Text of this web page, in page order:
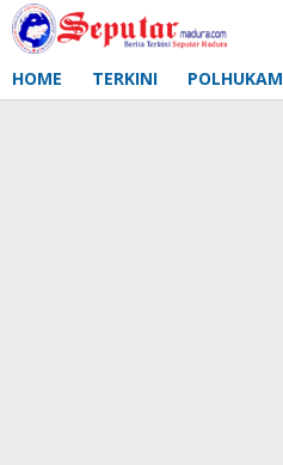
Lewati
ke
HOME TERKINI POLHUKAM